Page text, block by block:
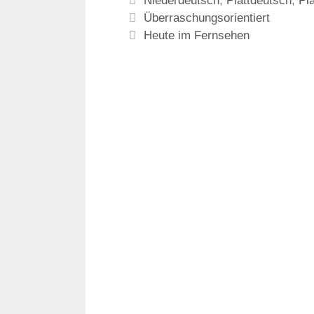
Überraschungsorientiert
Heute im Fernsehen